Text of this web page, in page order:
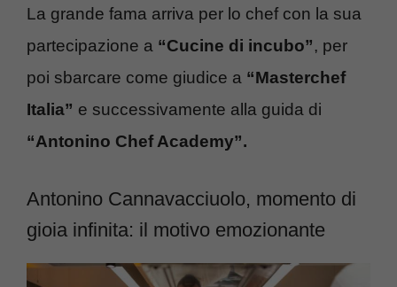
La grande fama arriva per lo chef con la sua
partecipazione a “Cucine di incubo”, per
poi sbarcare come giudice a “Masterchef
Italia” e successivamente alla guida di
“Antonino Chef Academy”.
Antonino Cannavacciuolo, momento di
gioia infinita: il motivo emozionante